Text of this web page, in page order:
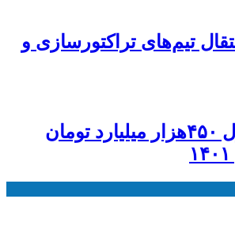
تیم‌های تراکتورسازی و
پیش بینی وصول ۴۵۰هزار میلیارد تومان